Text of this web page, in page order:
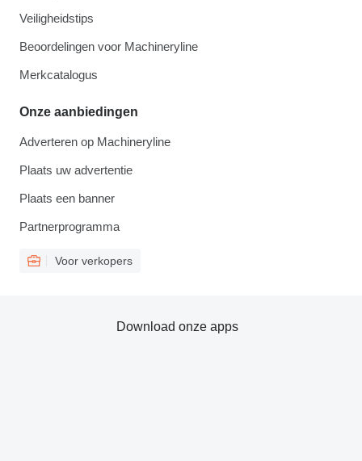
Veiligheidstips
Beoordelingen voor Machineryline
Merkcatalogus
Onze aanbiedingen
Adverteren op Machineryline
Plaats uw advertentie
Plaats een banner
Partnerprogramma
Voor verkopers
Download onze apps